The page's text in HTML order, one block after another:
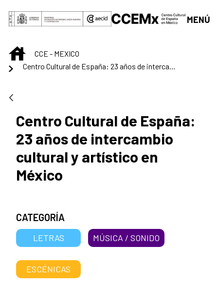
Skip to Main Content
MENÚ
INICIOCCE - MEXICO
Centro Cultural de España: 23 años de intercambio cultural y artístico en México
Centro Cultural de España:
23 años de intercambio
cultural y artístico en
México
CATEGORÍA
LETRAS MÚSICA / SONIDO
ESCÉNICAS